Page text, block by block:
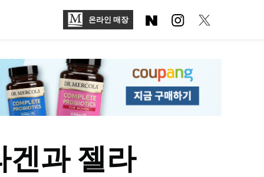
온라인 매장
겐과 젤라